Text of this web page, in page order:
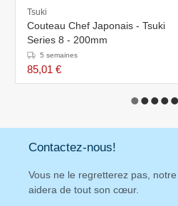
Tsuki
Couteau Chef Japonais - Tsuki
Series 8 - 200mm
5 semaines
85,01 €
Contactez-nous!
Vous ne le regretterez pas,
aidera de tout son cœur.